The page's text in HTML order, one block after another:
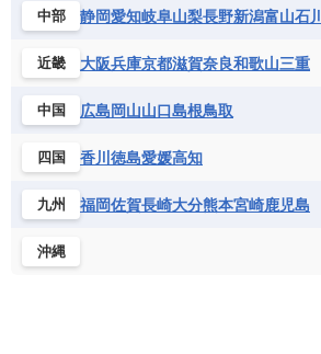
中部 静岡愛知岐阜山梨長野新潟富山石川
近畿 大阪兵庫京都滋賀奈良和歌山三重
中国 広島岡山山口島根鳥取
四国 香川 徳島愛媛高知
九州 福岡佐賀長崎大分熊本宮崎鹿児島
沖縄